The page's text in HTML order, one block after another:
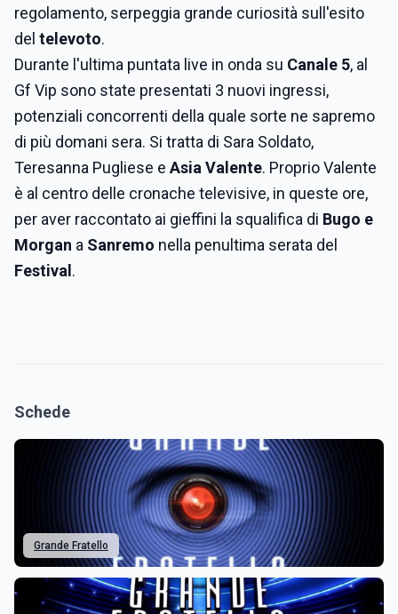
regolamento, serpeggia grande curiosità sull'esito
del televoto.
Durante l'ultima puntata live in onda su Canale 5, al
Gf Vip sono state presentati 3 nuovi ingressi,
potenziali concorrenti della quale sorte ne sapremo
di più domani sera. Si tratta di Sara Soldato,
Teresanna Pugliese e Asia Valente. Proprio Valente
è al centro delle cronache televisive, in queste ore,
per aver raccontato ai gieffini la squalifica di Bugo e
Morgan a Sanremo nella penultima serata del
Festival .
Schede
Grande Fratello